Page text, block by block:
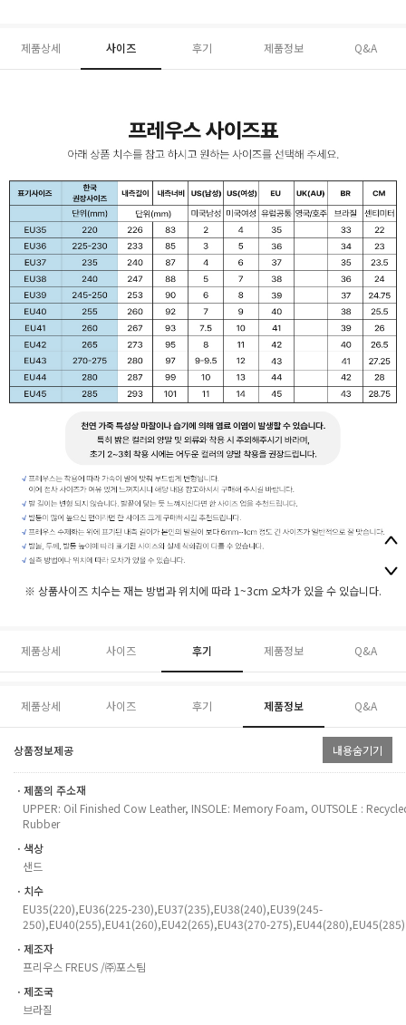
제품상세 사이즈 후기 제품정보 Q&A
※ 상품사이즈 치수는 재는 방법과 위치에 따라 1~3cm 오차가 있을 수 있습니다.
제품상세 사이즈 후기 제품정보 Q&A
제품상세 사이즈 후기 제품정보 Q&A
상품정보제공 내용숨기기
ㆍ제품의 주소재
UPPER: Oil Finished Cow Leather, INSOLE: Memory Foam, OUTSOLE :
Rubber
ㆍ색상
샌드
ㆍ치수
EU35(220),EU36(225-230),EU37(235),EU38(240),EU39(245-
250),EU40(255),EU41(260),EU42(265),EU43(270-275),EU44(280),EU45(285)
ㆍ제조자
프리우스 FREUS /㈜포스팀
ㆍ제조국
브라질